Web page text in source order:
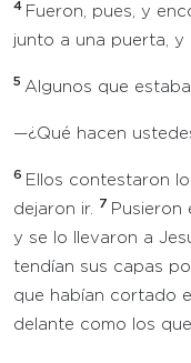
4 Fueron, pues, y
junto a una puerta, y
5 Algunos que
—¿Qué hacen
6 Ellos contestaron
dejaron ir.
7 Pusieron
y se lo llevaron a
tendían sus capas
que habían cortado
delante como los